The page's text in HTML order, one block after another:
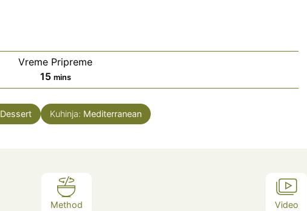
Vreme Pripreme
15minutes
mins
Dessert Kuhinja: Mediterranean
Method Video